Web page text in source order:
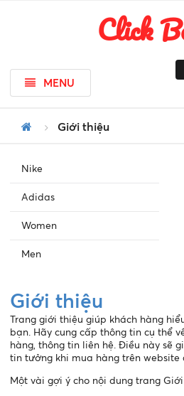
Click
MENU
Giới thiệu
Nike
Adidas
Women
Men
Giới thiệu
Trang giới thiệu giúp khách hàng
bạn. Hãy cung cấp thông tin cụ thể
hàng, thông tin liên hệ. Điều này sẽ
tin tưởng khi mua hàng trên website
Một vài gợi ý cho nội dung trang